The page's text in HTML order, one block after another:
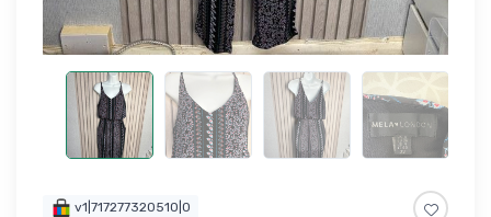
v1|717277320510|0